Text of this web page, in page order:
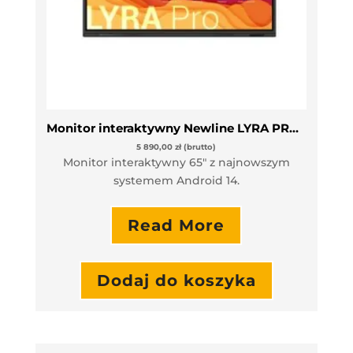
Monitor interaktywny Newline LYRA PRO TT-6523QA
5 890,00zł (brutto)
Monitor interaktywny 65″ z najnowszym
systemem Android 14.
Read More
Dodaj do koszyka